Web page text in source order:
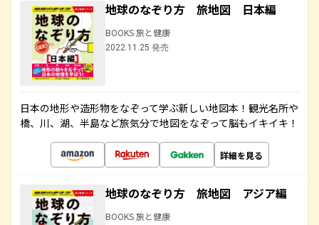
地球のなぞり方 旅地図 日本編
BOOKS 旅と健康
2022.11.25 発売
日本の地形や造形物をなぞって学ぶ新しい地図本！観光名所や
橋、川、湖、半島など旅気分で地図をなぞって脳もイキイキ！
詳細を見る
地球のなぞり方 旅地図 アジア編
BOOKS 旅と健康